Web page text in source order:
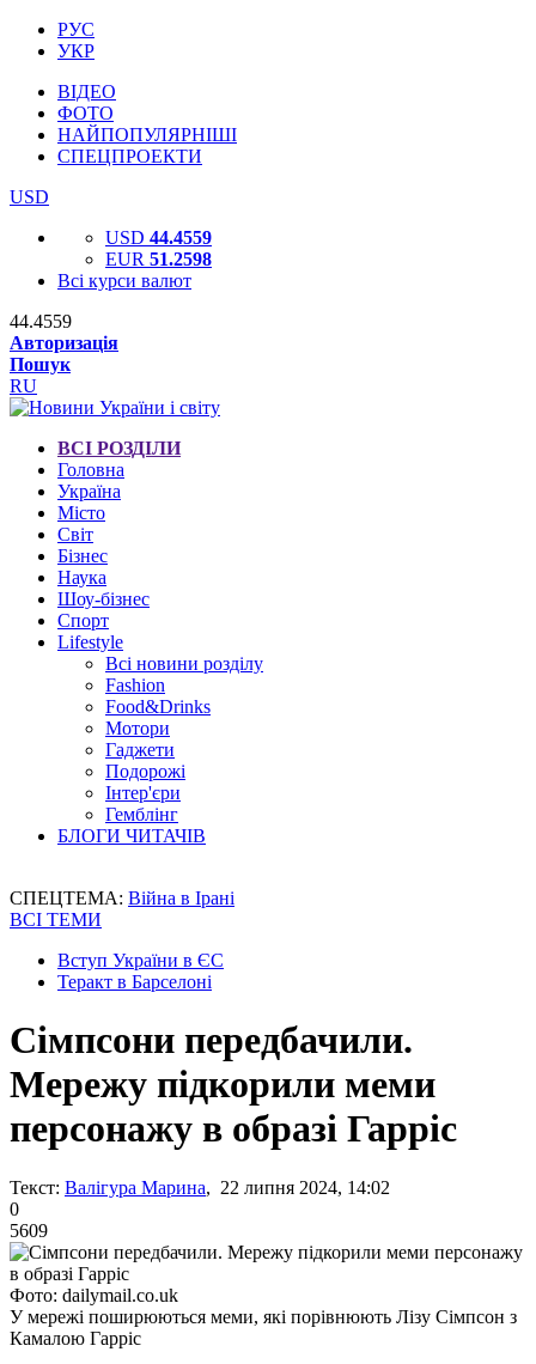
РУС
УКР
ВІДЕО
ФОТО
НАЙПОПУЛЯРНІШІ
СПЕЦПРОЕКТИ
USD
USD 44.4559
EUR 51.2598
Всі курси валют
44.4559
Авторизація
Пошук
RU
ВСІ РОЗДІЛИ
Головна
Україна
Місто
Світ
Бізнес
Наука
Шоу-бізнес
Спорт
Lifestyle
Всі новини розділу
Fashion
Food&Drinks
Мотори
Гаджети
Подорожі
Інтер'єри
Гемблінг
БЛОГИ ЧИТАЧІВ
СПЕЦТЕМА: Війна в Ірані
ВСІ ТЕМИ
Вступ України в ЄС
Теракт в Барселоні
Сімпсони передбачили.
Мережу підкорили меми
персонажу в образі Гарріс
Текст: Валігура Марина, 22 липня 2024, 14:02
0
5609
Фото: dailymail.co.uk
У мережі поширюються меми, які порівнюють Лізу Сімпсон з
Камалою Гарріс